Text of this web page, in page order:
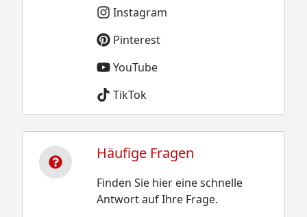
Instagram
Pinterest
YouTube
TikTok
Häufige Fragen
Finden Sie hier eine schnelle
Antwort auf Ihre Frage.